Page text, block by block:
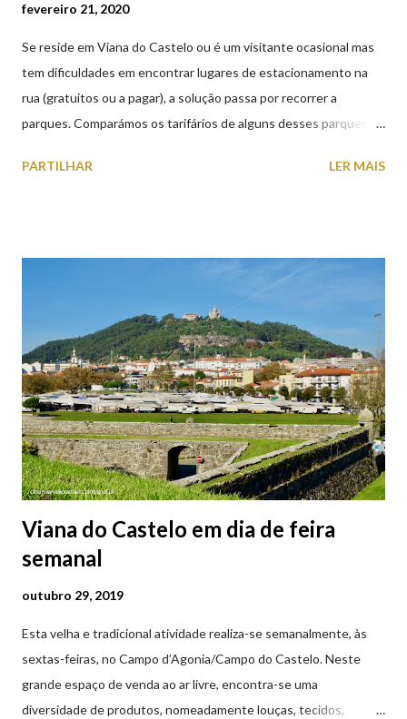
fevereiro 21, 2020
Se reside em Viana do Castelo ou é um visitante ocasional mas
tem dificuldades em encontrar lugares de estacionamento na
rua (gratuitos ou a pagar), a solução passa por recorrer a
parques. Comparámos os tarifários de alguns desses parques de
subterrâneos) perto do centro da cidade (entenda-se por
subterrâneos. O Parque da Estação Viana Shopping é grátis de
2ª a 5ª feira a partir das 20:00 (DIAS ÚTEIS)
PARTILHAR LER MAIS
Viana do Castelo em dia de feira
semanal
outubro 29, 2019
Esta velha e tradicional atividade realiza-se semanalmente, às
sextas-feiras, no Campo d’Agonia/Campo do Castelo. Neste
grande espaço de venda ao ar livre, encontra-se uma
diversidade de produtos, nomeadamente louças, tecidos,